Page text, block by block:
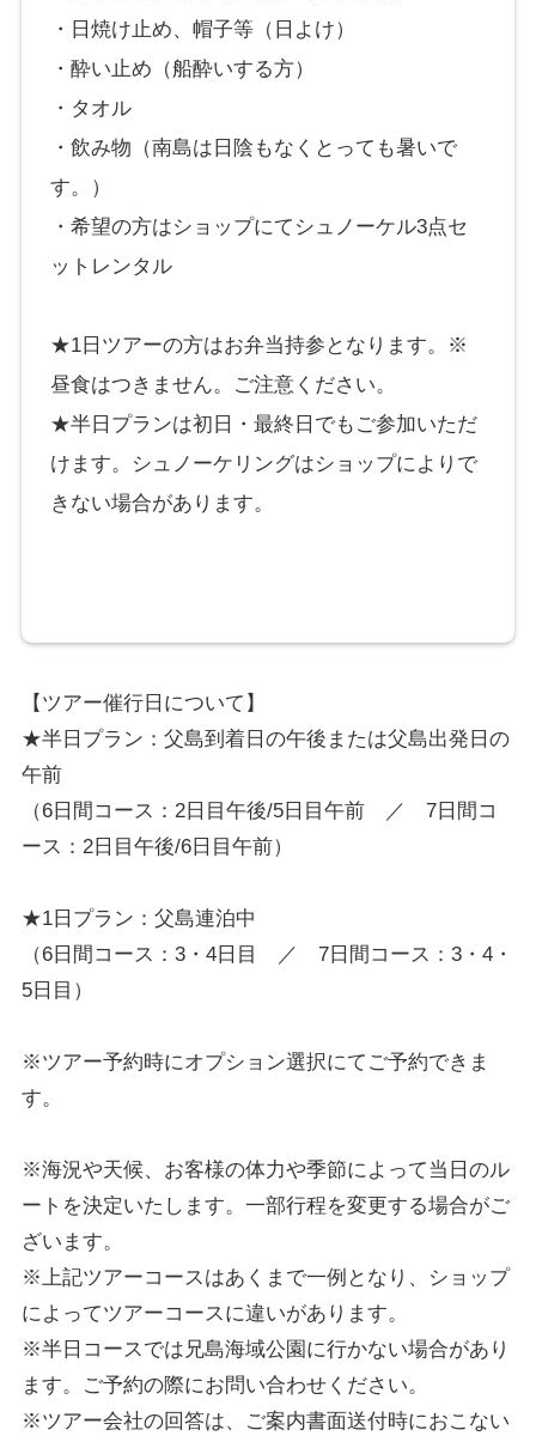
・日焼け止め、帽子等（日よけ）
・酔い止め（船酔いする方）
・タオル
・飲み物（南島は日陰もなくとっても暑いで
す。）
・希望の方はショップにてシュノーケル3点セ
ットレンタル
★1日ツアーの方はお弁当持参となります。※
昼食はつきません。ご注意ください。
★半日プランは初日・最終日でもご参加いただ
けます。シュノーケリングはショップによりで
きない場合があります。
【ツアー催行日について】
★半日プラン：父島到着日の午後または父島出発日の
午前
（6日間コース：2日目午後/5日目午前 ／ 7日間コ
ース：2日目午後/6日目午前）
★1日プラン：父島連泊中
（6日間コース：3・4日目 ／ 7日間コース：3・4・
5日目）
※ツアー予約時にオプション選択にてご予約できま
す。
※海況や天候、お客様の体力や季節によって当日のル
ートを決定いたします。一部行程を変更する場合がご
ざいます。
※上記ツアーコースはあくまで一例となり、ショップ
によってツアーコースに違いがあります。
※半日コースでは兄島海域公園に行かない場合があり
ます。ご予約の際にお問い合わせください。
※ツアー会社の回答は、ご案内書面送付時におこない